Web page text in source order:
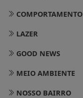
COMPORTAMENTO
LAZER
GOOD NEWS
MEIO AMBIENTE
NOSSO BAIRRO